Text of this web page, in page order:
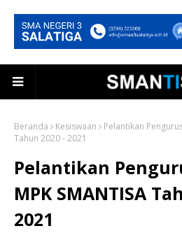
Beranda Kesiswaan
Pelantikan
Tahun 2020 - 2021
Pelantikan
MPK SMANTISA
2021